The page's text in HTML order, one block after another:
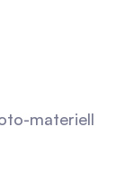
materiell